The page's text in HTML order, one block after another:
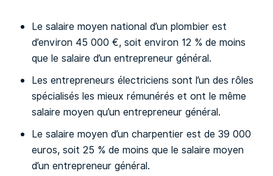
Le salaire moyen national d’un plombier est
d’environ 45 000 €, soit environ 12 % de moins
que le salaire d’un entrepreneur général.
Les entrepreneurs électriciens sont l’un des rôles
spécialisés les mieux rémunérés et ont le même
salaire moyen qu’un entrepreneur général.
Le salaire moyen d’un charpentier est de 39 000
euros, soit 25 % de moins que le salaire moyen
d’un entrepreneur général.